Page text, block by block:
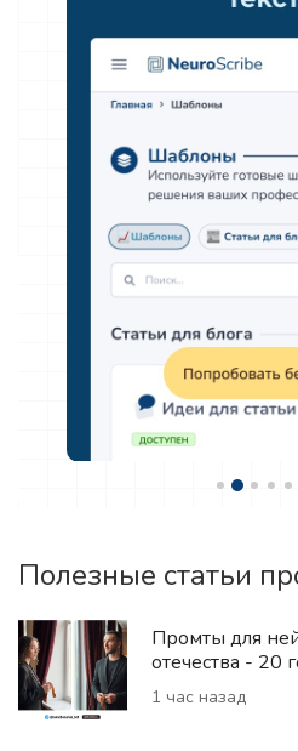
Полезные статьи
Промты для
отечества - 20
1 час назад